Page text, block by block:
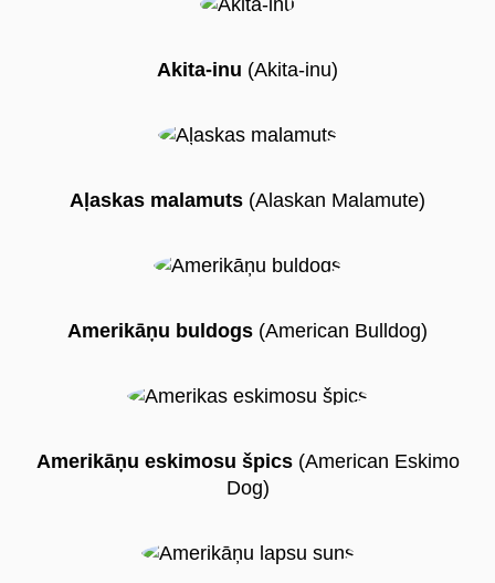
Akita-inu (Akita-inu)
Aļaskas malamuts (Alaskan Malamute)
Amerikāņu buldogs (American Bulldog)
Amerikāņu eskimosu špics(American Eskimo
Dog)